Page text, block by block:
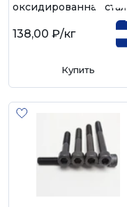
оксидированная сталь
138,00 ₽/кг
Купить